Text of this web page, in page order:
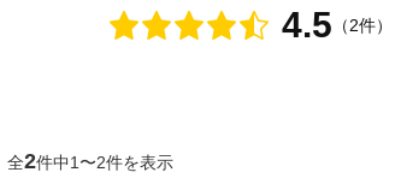
点数
4.5 （2件）
全2件中1〜2件を表示